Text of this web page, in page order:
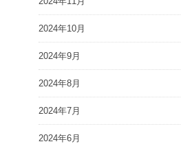
2024年10月
2024年9月
2024年8月
2024年7月
2024年6月